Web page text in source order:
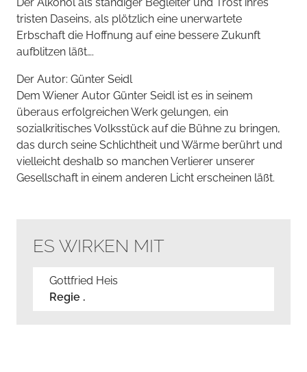
tristen Daseins, als plötzlich eine unerwartete
Erbschaft die Hoffnung auf eine bessere Zukunft
aufblitzen läßt….
Der Autor: Günter Seidl
Dem Wiener Autor Günter Seidl ist es in seinem
überaus erfolgreichen Werk gelungen, ein
sozialkritisches Volksstück auf die Bühne zu bringen,
das durch seine Schlichtheit und Wärme berührt und
vielleicht deshalb so manchen Verlierer unserer
Gesellschaft in einem anderen Licht erscheinen läßt.
ES WIRKEN MIT
Gottfried Heis
Regie .